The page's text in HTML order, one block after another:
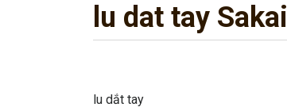
lu dat tay Sakai
lu dắt tay